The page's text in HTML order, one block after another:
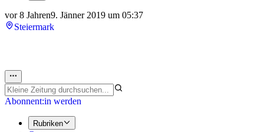
vor 8 Jahren9. Jänner 2019 um 05:37
Steiermark
Abonnent:in werden
Rubriken